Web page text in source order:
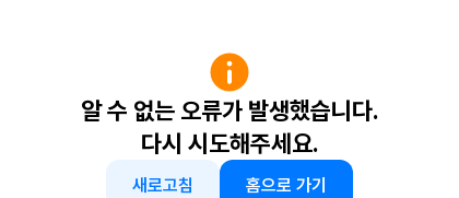
알 수 없는 오류가 발생했습니다.
다시 시도해주세요.
새로고침 홈으로 가기